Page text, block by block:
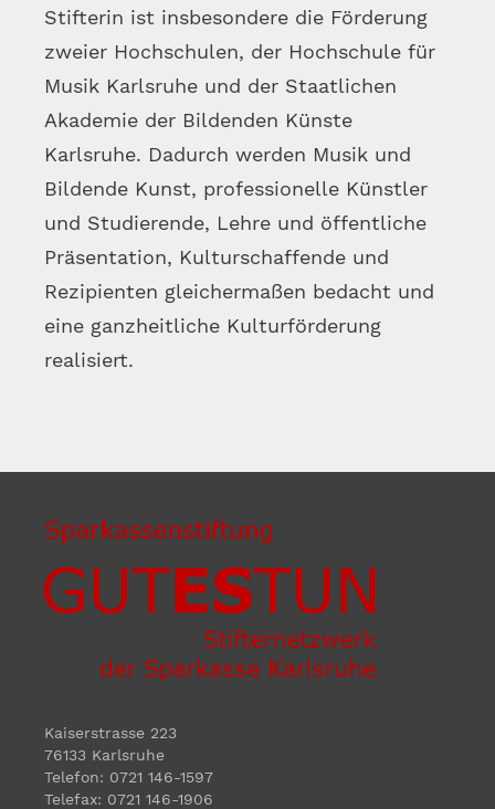
Stifterin ist insbesondere die Förderung
zweier Hochschulen, der Hochschule für
Musik Karlsruhe und der Staatlichen
Akademie der Bildenden Künste
Karlsruhe. Dadurch werden Musik und
Bildende Kunst, professionelle Künstler
und Studierende, Lehre und öffentliche
Präsentation, Kulturschaffende und
Rezipienten gleichermaßen bedacht und
eine ganzheitliche Kulturförderung
realisiert.
Kaiserstrasse 223
76133 Karlsruhe
Telefon: 0721 146-1597
Telefax: 0721 146-1906